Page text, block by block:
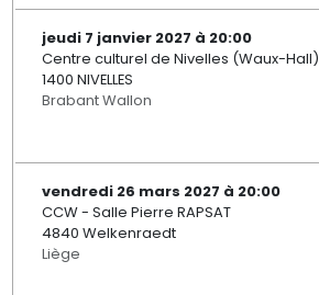
jeudi 7 janvier 2027 à 20:00
Centre culturel de Nivelles (Waux-Hall)
1400 NIVELLES
Brabant Wallon
vendredi 26 mars 2027 à 20:00
CCW - Salle Pierre RAPSAT
4840 Welkenraedt
Liège